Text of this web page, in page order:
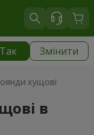
Так Змінити
кущові
в